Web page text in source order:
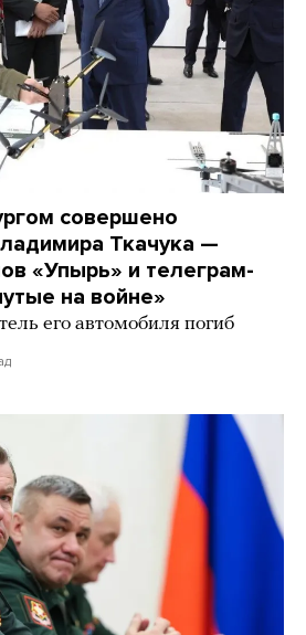
совершено
Ткачука —
«Упырь» и телеграм-
на войне»
его автомобиля погиб